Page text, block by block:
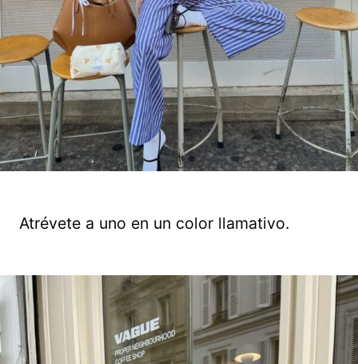
Atrévete a uno en un color llamativo.